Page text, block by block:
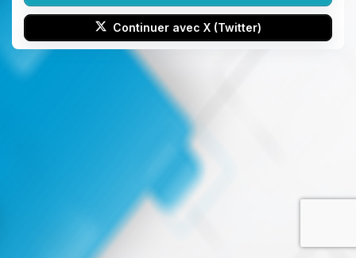
Continuer avec X (Twitter)